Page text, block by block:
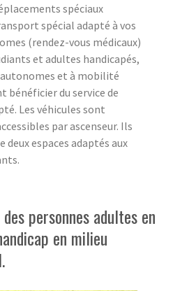
spéciaux
spécial adapté à vos
(rendez-vous médicaux)
et adultes handicapés,
et à mobilité
bénéficier du service de
Les véhicules sont
par ascenseur. Ils
deux espaces adaptés aux
personnes adultes en
en milieu